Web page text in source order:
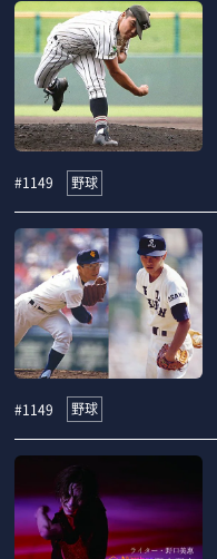
#1149 野球
#1149 野球